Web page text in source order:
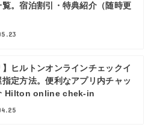
覧。宿泊割引・特典紹介（随時更
】ヒルトンオンラインチェックイ
指定方法。便利なアプリ内チャッ
Hilton online chek-in